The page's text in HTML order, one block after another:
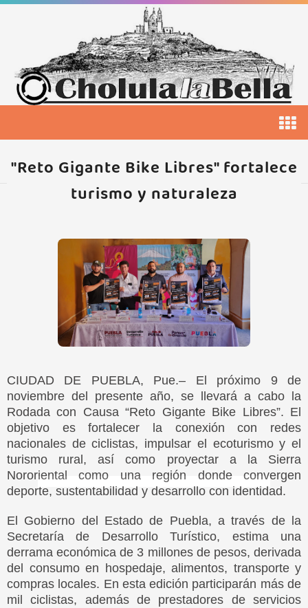
"Reto Gigante Bike Libres" fortalece
turismo y naturaleza
CIUDAD DE PUEBLA, Pue.– El próximo 9 de
noviembre del presente año, se llevará a cabo la
Rodada con Causa “Reto Gigante Bike Libres”. El
objetivo es fortalecer la conexión con redes
nacionales de ciclistas, impulsar el ecoturismo y el
turismo rural, así como proyectar a la Sierra
Nororiental como una región donde convergen
deporte, sustentabilidad y desarrollo con identidad.
El Gobierno del Estado de Puebla, a través de la
Secretaría de Desarrollo Turístico, estima una
derrama económica de 3 millones de pesos, derivada
del consumo en hospedaje, alimentos, transporte y
compras locales. En esta edición participarán más de
mil ciclistas, además de prestadores de servicios